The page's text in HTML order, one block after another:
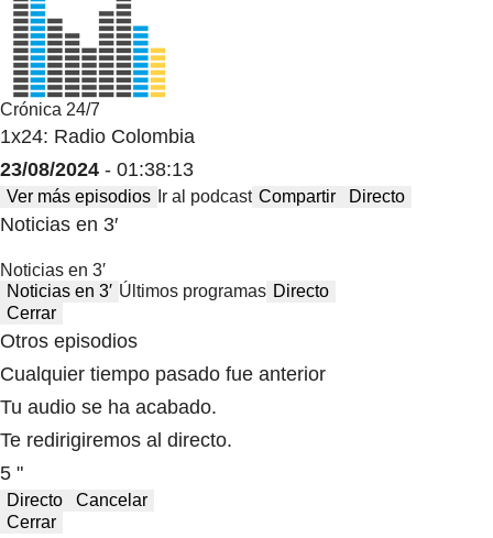
Crónica 24/7
1x24: Radio Colombia
23/08/2024 - 01:38:13
Ver más episodios Ir al podcast Compartir Directo
Noticias en 3′
Noticias en 3′
Noticias en 3′ Últimos programas Directo
Cerrar
Otros episodios
Cualquier tiempo pasado fue anterior
Tu audio se ha acabado.
Te redirigiremos al directo.
5 "
Directo
Cancelar
Cerrar